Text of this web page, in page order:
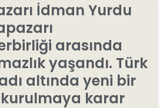
İdman Yurdu
arasında
yaşandı. Türk
altında yeni bir
karar